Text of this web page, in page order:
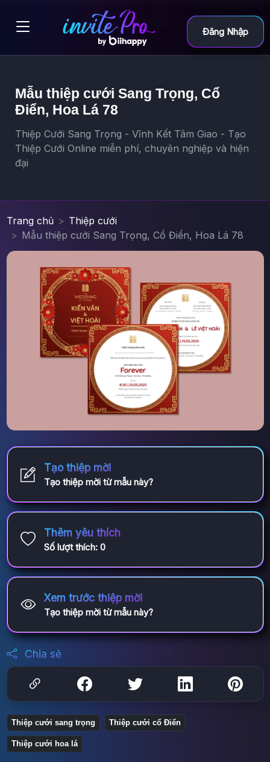
Đăng Nhập
Mẫu thiệp cưới Sang Trọng, Cổ
Điển, Hoa Lá 78
Thiệp Cưới Sang Trọng - Vĩnh Kết Tâm Giao - Tạo
Thiệp Cưới Online miễn phí, chuyên nghiệp và hiện
đại
Trang chủ
Thiệp cưới
Mẫu thiệp cưới Sang Trọng, Cổ Điển, Hoa Lá 78
Tạo thiệp mời
Tạo thiệp mời từ mẫu này?
Thêm yêu thích
Số lượt thích: 0
Xem trước thiệp mời
Tạo thiệp mời từ mẫu này?
Chia sẻ
Thiệp cưới sang trọng Thiệp cưới cổ Điển
Thiệp cưới hoa lá